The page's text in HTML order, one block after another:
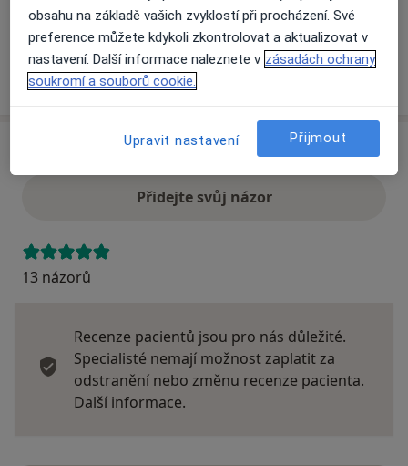
Na teto adrese lékař přijímá pacienty na pojišťovnu
Detaily
Více
Přidejte svůj názor
13 názorů
Recenze pacientů jsou pro nás důležité.
Specialisté nemají možnost zaplatit za
odstranění nebo změnu recenze pacienta.
Další informace.
obsahu na základě vašich zvyklostí při procházení. Své
preference můžete kdykoli zkontrolovat a aktualizovat v
nastavení. Další informace naleznete v zásadách ochrany
soukromí a souborů cookie.
Upravit nastavení Přijmout